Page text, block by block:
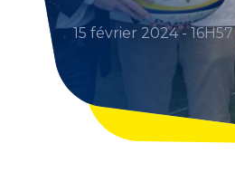
15 février 2024 - 16H57